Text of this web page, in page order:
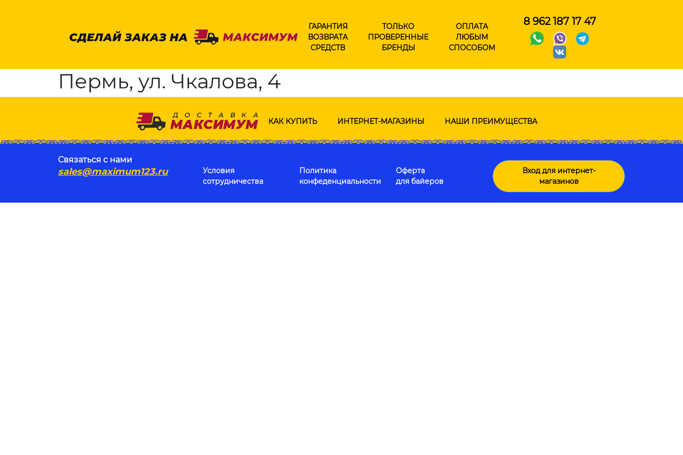
ГАРАНТИЯ
ВОЗВРАТА
СРЕДСТВ
ТОЛЬКО
ПРОВЕРЕННЫЕ
БРЕНДЫ
ОПЛАТА
ЛЮБЫМ
СПОСОБОМ
8 962 187 17 47
Пермь, ул. Чкалова, 4
КАК КУПИТЬ ИНТЕРНЕТ-МАГАЗИНЫ НАШИ ПРЕИМУЩЕСТВА
Связаться с нами
sales@maximum123.ru
Условия
сотрудничества
Политика
конфеденциальности
Оферта
для байеров
Вход для интернет-
магазинов